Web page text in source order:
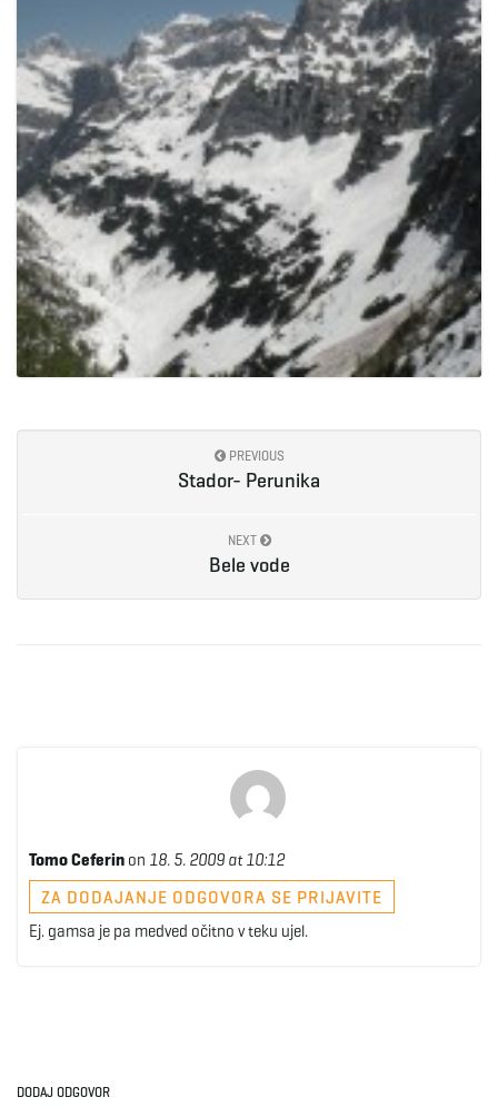
PREVIOUS
Stador- Perunika
NEXT
Bele vode
Tomo Ceferin on 18. 5. 2009 at 10:12
ZA DODAJANJE ODGOVORA SE PRIJAVITE
Ej. gamsa je pa medved očitno v teku ujel.
DODAJ ODGOVOR